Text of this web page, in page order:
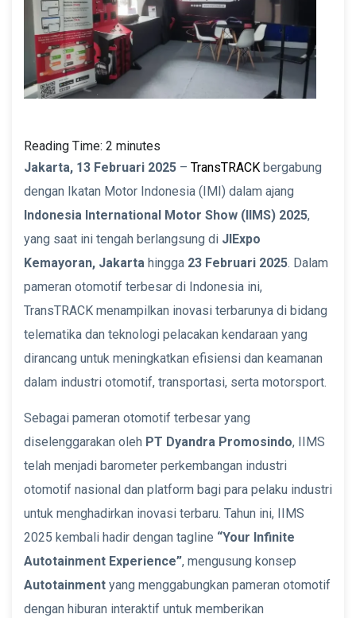
Reading Time: 2 minutes
Jakarta, 13 Februari 2025 – TransTRACK bergabung
dengan Ikatan Motor Indonesia (IMI) dalam ajang
Indonesia International Motor Show (IIMS) 2025,
yang saat ini tengah berlangsung di JIExpo
Kemayoran, Jakarta hingga 23 Februari 2025. Dalam
pameran otomotif terbesar di Indonesia ini,
TransTRACK menampilkan inovasi terbarunya di bidang
telematika dan teknologi pelacakan kendaraan yang
dirancang untuk meningkatkan efisiensi dan keamanan
dalam industri otomotif, transportasi, serta motorsport.
Sebagai pameran otomotif terbesar yang
diselenggarakan oleh PT Dyandra Promosindo, IIMS
telah menjadi barometer perkembangan industri
otomotif nasional dan platform bagi para pelaku industri
untuk menghadirkan inovasi terbaru. Tahun ini, IIMS
2025 kembali hadir dengan tagline “Your Infinite
Autotainment Experience”, mengusung konsep
Autotainment yang menggabungkan pameran otomotif
dengan hiburan interaktif untuk memberikan